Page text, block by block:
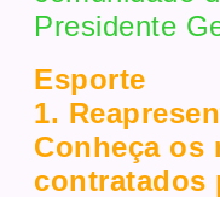
Presidente
Esporte
1.
Conheça os
contratados